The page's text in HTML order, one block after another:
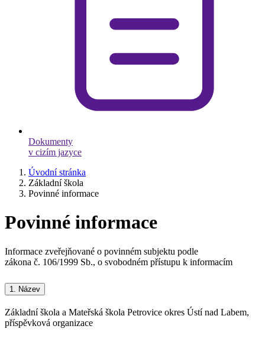
Dokumenty
v cizím jazyce
Úvodní stránka
Základní škola
Povinné informace
Povinné informace
Informace zveřejňované o povinném subjektu podle
zákona č. 106/1999 Sb., o svobodném přístupu k informacím
1. Název
Základní škola a Mateřská škola Petrovice okres Ústí nad Labem,
příspěvková organizace